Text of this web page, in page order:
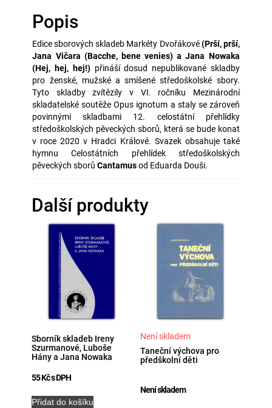
Popis
Edice sborových skladeb Markéty Dvořákové(Prší, prší,
Jana Vičara (Bacche, bene venies) a Jana Nowaka
(Hej, hej, hej!)přináší dosud nepublikované skladby
pro ženské, mužské a smíšené středoškolské sbory.
Tyto skladby zvítězily v VI. ročníku Mezinárodní
skladatelské soutěže Opus ignotum a staly se zároveň
povinnými skladbami 12. celostátní přehlídky
středoškolských pěveckých sborů, která se bude konat
v roce 2020 v Hradci Králové. Svazek obsahuje také
hymnu Celostátních přehlídek středoškolských
pěveckých sborůCantamusod Eduarda Douši.
Další produkty
Sborník skladeb Ireny
Szurmanové, Luboše
Hány a Jana Nowaka
55Kčs DPH
Přidat do košíku
Není skladem
Taneční výchova pro
předškolní děti
Není skladem